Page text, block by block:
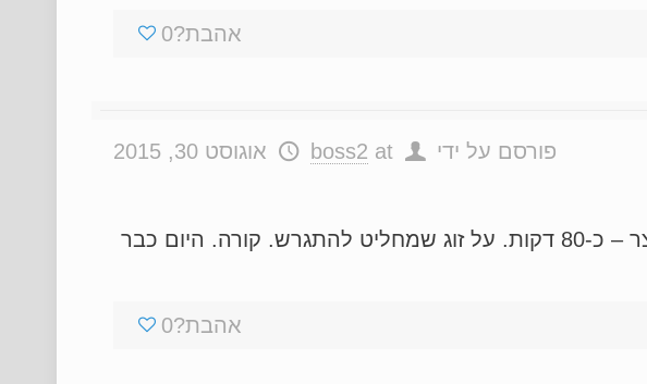
אהבת?0
פורסם על ידי boss2 at אוגוסט 30, 2015
סרט חדש 'משפחה לא בוחרים' מאת יעקב שקד סרט קטן וכללית חביב מאוד. קצר – כ-80 דקות. על זוג שמחליט להתגרש. קורה. היום כבר
אהבת?0